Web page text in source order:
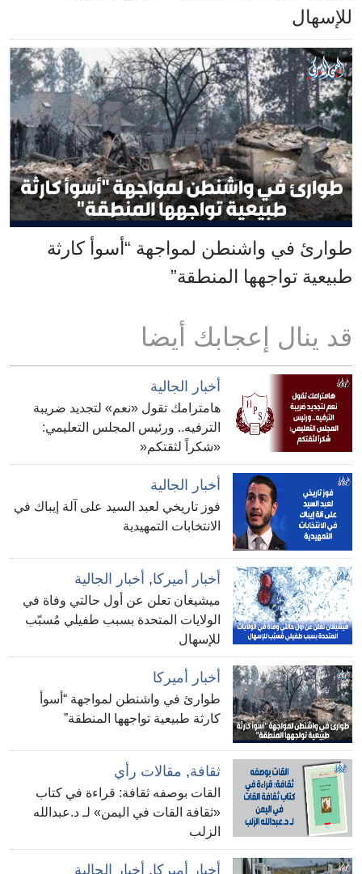
للإسهال
طوارئ في واشنطن لمواجهة “أسوأ كارثة
طبيعية تواجهها المنطقة”
قد ينال إعجابك أيضا
أخبار الجالية
هامترامك تقول «نعم» لتجديد ضريبة
الترفيه.. ورئيس المجلس التعليمي:
«شكراً لثقتكم«
أخبار الجالية
فوز تاريخي لعبد السيد على آلة إيباك في
الانتخابات التمهيدية
أخبار أميركا, أخبار الجالية
ميشيغان تعلن عن أول حالتي وفاة في
الولايات المتحدة بسبب طفيلي مُسبّب
للإسهال
أخبار أميركا
طوارئ في واشنطن لمواجهة “أسوأ
كارثة طبيعية تواجهها المنطقة”
ثقافة, مقالات رأي
القات بوصفه ثقافة: قراءة في كتاب
«ثقافة القات في اليمن» لـ د.عبدالله
الزلب
أخبار أميركا, أخبار الجالية